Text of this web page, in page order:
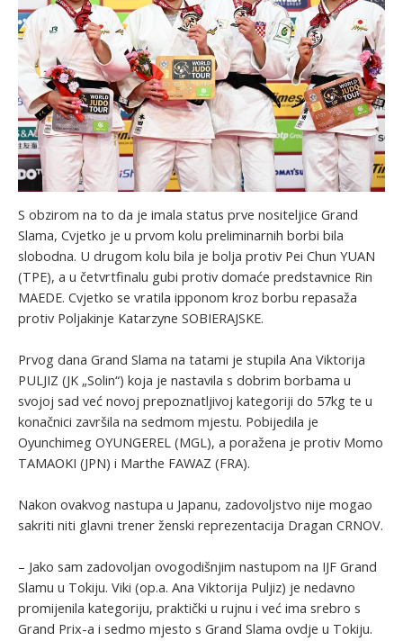
S obzirom na to da je imala status prve nositeljice Grand
Slama, Cvjetko je u prvom kolu preliminarnih borbi bila
slobodna. U drugom kolu bila je bolja protiv Pei Chun YUAN
(TPE), a u četvrtfinalu gubi protiv domaće predstavnice Rin
MAEDE. Cvjetko se vratila ipponom kroz borbu repasaža
protiv Poljakinje Katarzyne SOBIERAJSKE.
Prvog dana Grand Slama na tatami je stupila Ana Viktorija
PULJIZ (JK „Solin“) koja je nastavila s dobrim borbama u
svojoj sad već novoj prepoznatljivoj kategoriji do 57kg te u
konačnici završila na sedmom mjestu. Pobijedila je
Oyunchimeg OYUNGEREL (MGL), a poražena je protiv Momo
TAMAOKI (JPN) i Marthe FAWAZ (FRA).
Nakon ovakvog nastupa u Japanu, zadovoljstvo nije mogao
sakriti niti glavni trener ženski reprezentacija Dragan CRNOV.
– Jako sam zadovoljan ovogodišnjim nastupom na IJF Grand
Slamu u Tokiju. Viki (op.a. Ana Viktorija Puljiz) je nedavno
promijenila kategoriju, praktički u rujnu i već ima srebro s
Grand Prix-a i sedmo mjesto s Grand Slama ovdje u Tokiju.